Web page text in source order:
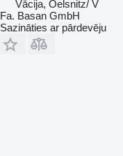
Vācija, Oelsnitz/ V
Fa. Basan GmbH
Sazināties ar pārdevēju